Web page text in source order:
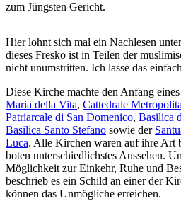
zum Jüngsten Gericht.
Hier lohnt sich mal ein Nachlesen
dieses Fresko ist in Teilen der
nicht unumstritten. Ich lasse das
Diese Kirche machte den Anfang
Maria della Vita, Cattedrale
Patriarcale di San Domenico, Basilica
Basilica Santo Stefano sowie der
Luca. Alle Kirchen waren auf ihre Art
boten unterschiedlichstes Aussehen.
Möglichkeit zur Einkehr, Ruhe und
beschrieb es ein Schild an einer der
können das Unmögliche erreichen.